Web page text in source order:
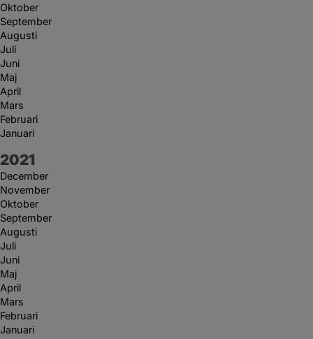
Oktober
September
Augusti
Juli
Juni
Maj
April
Mars
Februari
Januari
År:
2021
December
November
Oktober
September
Augusti
Juli
Juni
Maj
April
Mars
Februari
Januari